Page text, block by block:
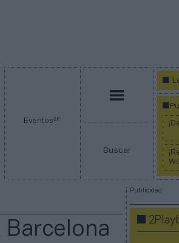
Eventos2P
Buscar
Barcelona
Publicidad